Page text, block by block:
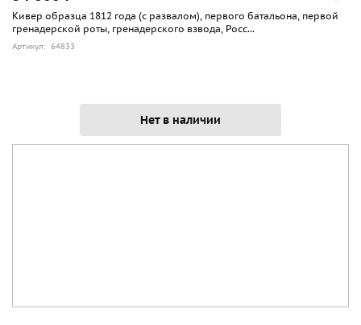
Кивер образца 1812 года (с развалом), первого батальона, первой
гренадерской роты, гренадерского взвода, Росс...
Артикул: 64833
Нет в наличии